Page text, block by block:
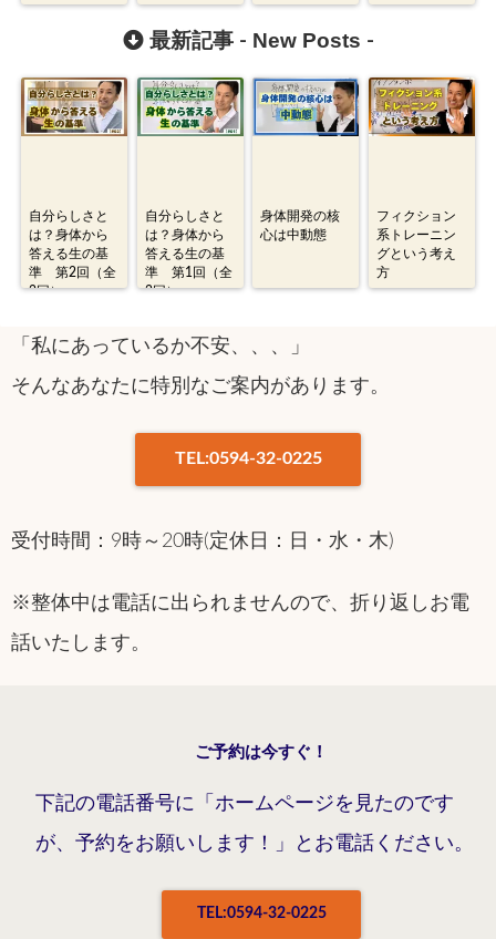
最新記事 - New Posts -
自分らしさと
は？身体から
答える生の基
準 第2回（全
2回）
自分らしさと
は？身体から
答える生の基
準 第1回（全
2回）
身体開発の核
心は中動態
フィクション
系トレーニン
グという考え
方
「私にあっているか不安、、、」
そんなあなたに特別なご案内があります。
TEL:0594-32-0225
受付時間：9時～20時(定休日：日・水・木)
※整体中は電話に出られませんので、折り返しお電
話いたします。
ご予約は今すぐ！
下記の電話番号に「ホームページを見たのです
が、予約をお願いします！」とお電話ください。
TEL:0594-32-0225